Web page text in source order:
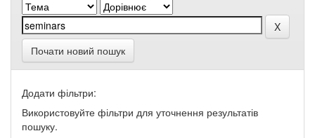
Почати новий пошук
Додати фільтри:
Використовуйте фільтри для уточнення результатів
пошуку.